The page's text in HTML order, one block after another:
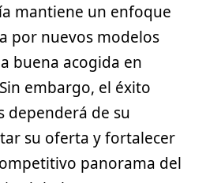
mantiene un enfoque
por nuevos modelos
buena acogida en
embargo, el éxito
dependerá de su
su oferta y fortalecer
panorama del